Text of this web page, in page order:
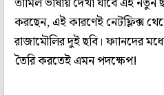
করছেন, এই কারণেই নেটফ্লিক্স
রাজামৌলির দুই ছবি। ফ্যানদের
তৈরি করতেই এমন পদক্ষেপ!